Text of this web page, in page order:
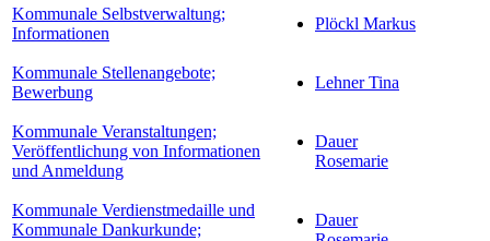
Kommunale Selbstverwaltung;
Informationen
Plöckl Markus
Kommunale Stellenangebote;
Bewerbung
Lehner Tina
Kommunale Veranstaltungen;
Veröffentlichung von Informationen
und Anmeldung
Dauer
Rosemarie
Kommunale Verdienstmedaille und
Kommunale Dankurkunde;
Dauer